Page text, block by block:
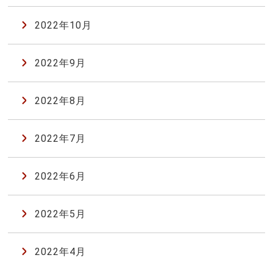
2022年10月
2022年9月
2022年8月
2022年7月
2022年6月
2022年5月
2022年4月